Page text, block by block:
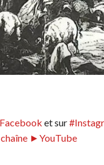
et sur
chaîne ►YouTube